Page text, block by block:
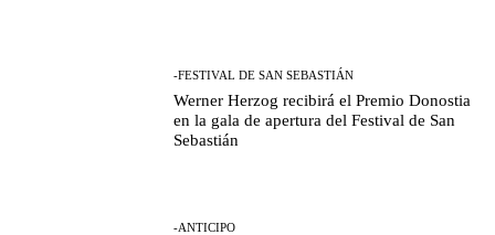
-FESTIVAL DE SAN SEBASTIÁN
Werner Herzog recibirá el Premio Donostia
en la gala de apertura del Festival de San
Sebastián
-ANTICIPO